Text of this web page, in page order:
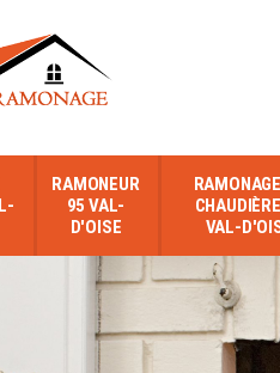
RAMONEUR
95 VAL-
D'OISE
VAL-